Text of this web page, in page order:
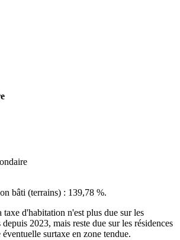
bâti (terrains) : 139,78 %.
d'habitation n'est plus due sur les
2023, mais reste due sur les résidences
surtaxe en zone tendue.